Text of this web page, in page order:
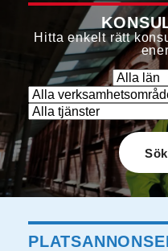
Hitta enkelt rätt